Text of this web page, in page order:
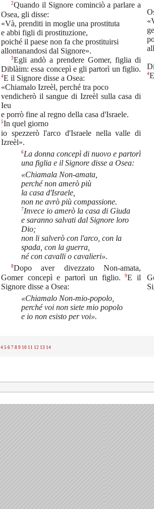
2Quando il Signore cominciò a parlare a
Osea, gli disse:
«Và, prenditi in moglie una prostituta
e abbi figli di prostituzione,
poiché il paese non fa che prostituirsi
allontanandosi dal Signore».
3Egli andò a prendere Gomer, figlia di
Diblàim: essa concepì e gli partorì un figlio.
4E il Signore disse a Osea:
«Chiamalo Izreèl, perché tra poco
vendicherò il sangue di Izreèl sulla casa di
Ieu
e porrò fine al regno della casa d'Israele.
5In quel giorno
io spezzerò l'arco d'Israele nella valle di
Izreèl».
6La donna concepì di nuovo e partorì
una figlia e il Signore disse a Osea:
«Chiamala Non-amata,
perché non amerò più
la casa d'Israele,
non ne avrò più compassione.
7Invece io amerò la casa di Giuda
e saranno salvati dal Signore loro
Dio;
non li salverò con l'arco, con la
spada, con la guerra,
né con cavalli o cavalieri».
8Dopo aver divezzato Non-amata,
Gomer concepì e partorì un figlio.9E il
Signore disse a Osea:
«Chiamalo Non-mio-popolo,
perché voi non siete mio popolo
e io non esisto per voi».
4
4 5 6 7 8 9 10 11 12 13 14